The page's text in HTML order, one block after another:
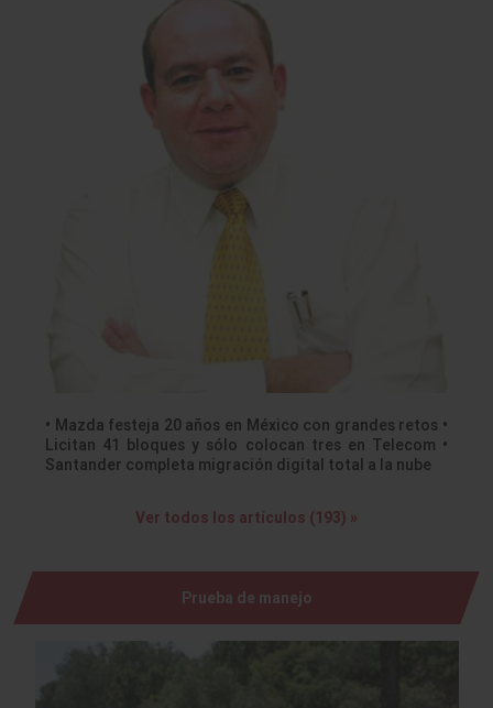
• Mazda festeja 20 años en México con grandes retos •
Licitan 41 bloques y sólo colocan tres en Telecom •
Santander completa migración digital total a la nube
Ver todos los artículos (193) »
Prueba de manejo